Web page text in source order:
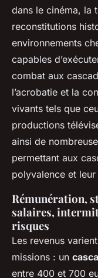
dans le cinéma, la
reconstitutions
environnements
capables
combat aux
l’acrobatie et la
vivants tels que
productions
ainsi de
permettant aux
polyvalence et
Rémunération,
salaires,
risques
Les revenus
missions : un
entre 400 et 700